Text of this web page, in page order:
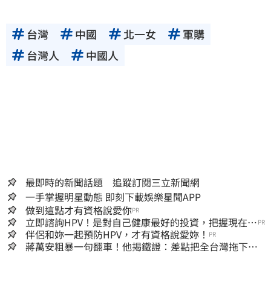
台灣 中國 北一女
軍購
台灣人
中國人
最即時的新聞話題 追蹤訂閱三立新聞網
一手掌握明星動態 即刻下載娛樂星聞APP
做到這點才有資格說愛你PR
立即諮詢HPV！是對自己健康最好的投資，把握現在不
嫌晚！
PR
伴侶和妳一起預防HPV，才有資格說愛妳！ PR
蔣萬安粗暴一句翻車！他揭鐵證：差點把全台灣拖下水